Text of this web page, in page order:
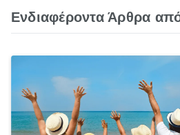
Ενδιαφέροντα Άρθρα